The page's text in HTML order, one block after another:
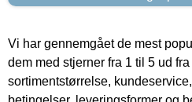
Vi har gennemgået de mest
dem med stjerner fra 1 til 5 ud
sortimentstørrelse,